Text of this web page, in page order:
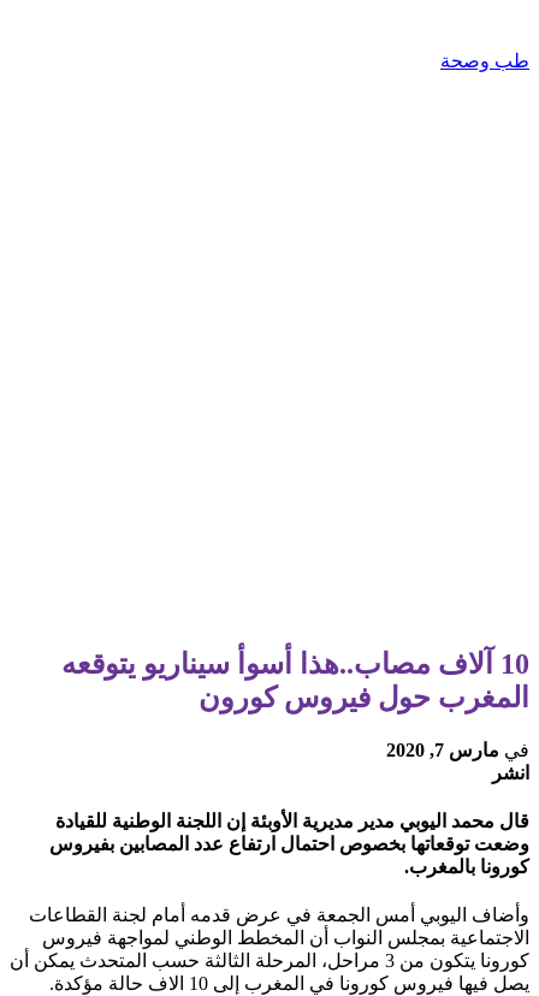
طب وصحة
10 آلاف مصاب..هذا أسوأ سيناريو يتوقعه
المغرب حول فيروس كورون
في مارس 7, 2020
انشر
قال محمد اليوبي مدير مديرية الأوبئة إن اللجنة الوطنية للقيادة
وضعت توقعاتها بخصوص احتمال ارتفاع عدد المصابين بفيروس
كورونا بالمغرب.
وأضاف اليوبي أمس الجمعة في عرض قدمه أمام لجنة القطاعات
الاجتماعية بمجلس النواب أن المخطط الوطني لمواجهة فيروس
كورونا يتكون من 3 مراحل، المرحلة الثالثة حسب المتحدث يمكن أن
يصل فيها فيروس كورونا في المغرب إلى 10 الاف حالة مؤكدة.